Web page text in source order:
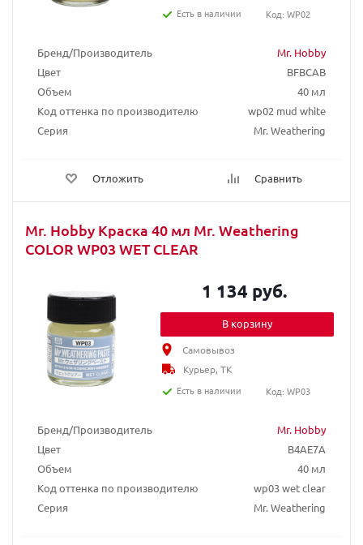
Бренд/Производитель
Mr. Hobby
Цвет
BFBCAB
Объем
40 мл
Код оттенка по производителю
wp02 mud white
Серия
Mr. Weathering
Отложить Сравнить
Есть в наличии
Код: WP02
Mr. Hobby Краска 40 мл Mr. Weathering
COLOR WP03 WET CLEAR
Бренд/Производитель
Mr. Hobby
Цвет
B4AE7A
Объем
40 мл
Код оттенка по производителю
wp03 wet clear
Серия
Mr. Weathering
1 134 руб.
В корзину
Самовывоз
Курьер, ТК
Есть в наличии
Код: WP03